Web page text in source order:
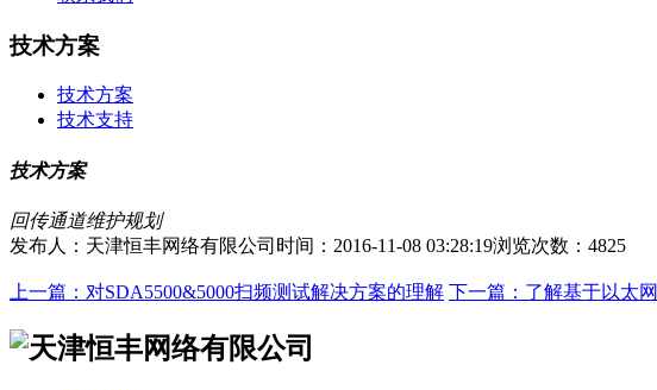
技术方案
技术方案
技术支持
技术方案
回传通道维护规划
发布人：天津恒丰网络有限公司 时间：2016-11-08 03:28:19浏览次数：4825
上一篇： 对SDA5500&5000扫频测试解决方案的理解 下一篇： 了解基于以太